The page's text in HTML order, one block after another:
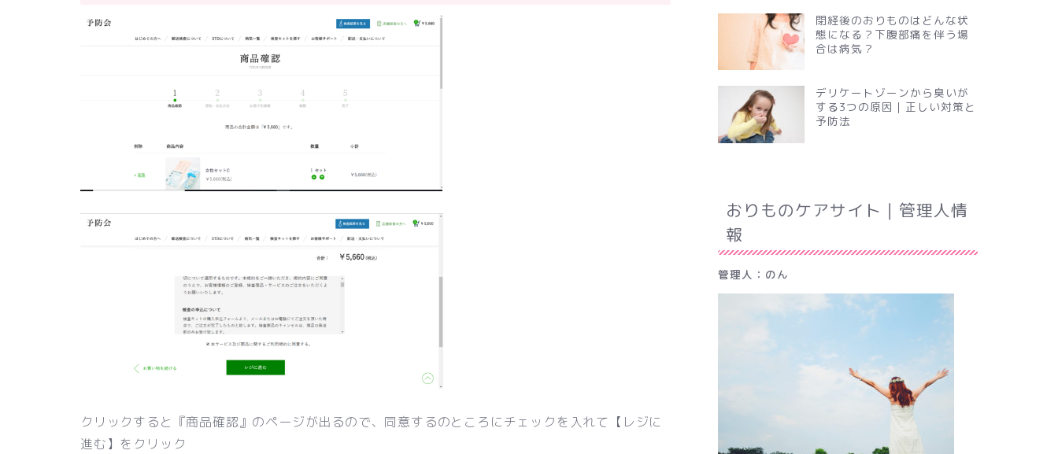
クリックすると『商品確認』のページが出るので、同意するのところにチェックを入れて【レジに
進む】をクリック
閉経後のおりものはどんな状
態になる？下腹部痛を伴う場
合は病気？
デリケートゾーンから臭いが
する3つの原因｜正しい対策と
予防法
おりものケアサイト｜管理人情
報
管理人：のん